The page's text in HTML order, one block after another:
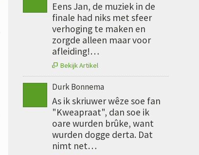
Eens Jan, de muziek in de
finale had niks met sfeer
verhoging te maken en
zorgde alleen maar voor
afleiding!…
 Bekijk Artikel
Durk Bonnema
As ik skriuwer wêze soe fan
"Kweapraat", dan soe ik
oare wurden brûke, want
wurden dogge derta. Dat
nimt net…